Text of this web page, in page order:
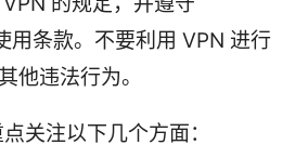
用条款。不要利用 VPN 进行
他违法行为。
关注以下几个方面：